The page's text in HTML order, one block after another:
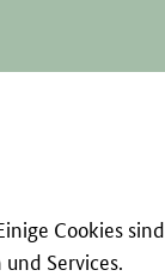
Cookies
Services.